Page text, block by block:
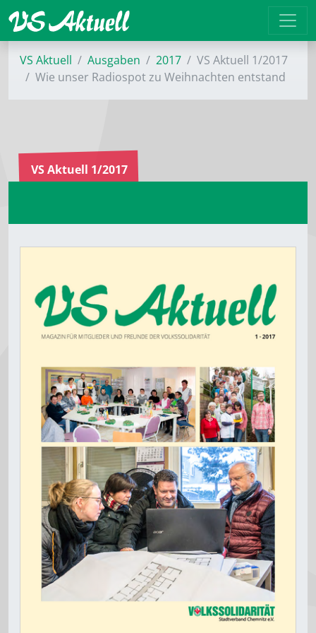
VS Aktuell Ausgaben 2017
VS Aktuell 1/2017
Wie unser Radiospot zu Weihnachten entstand
VS Aktuell 1/2017